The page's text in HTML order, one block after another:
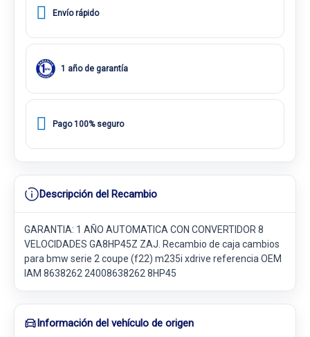
Envío rápido
1 año de garantía
Pago 100% seguro
Descripción del Recambio
GARANTIA: 1 AÑO AUTOMATICA CON CONVERTIDOR 8
VELOCIDADES GA8HP45Z ZAJ. Recambio de caja cambios
para bmw serie 2 coupe (f22) m235i xdrive referencia OEM
IAM 8638262 24008638262 8HP45
Información del vehículo de origen